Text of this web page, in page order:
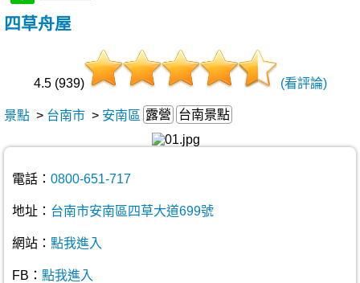
四草舟屋
4.5 (939) (看評論)
景點 > 台南市 > 安南區 露營 台南景點
電話： 0800-651-717
地址： 台南市安南區四草大道699號
網站： 點我進入
FB： 點我進入